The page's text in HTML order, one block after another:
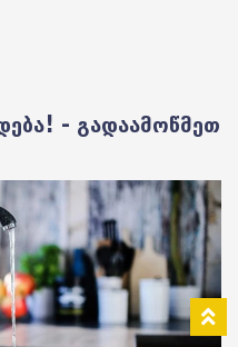
- გადაამოწმეთ